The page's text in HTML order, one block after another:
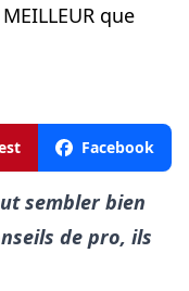
que
Facebook
sembler bien
de pro, ils